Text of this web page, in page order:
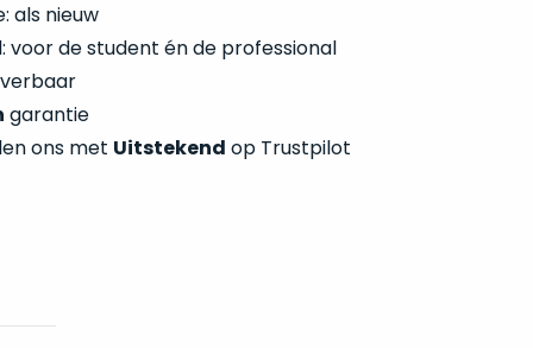
als nieuw
voor de student én de professional
garantie
ons met Uitstekend op Trustpilot